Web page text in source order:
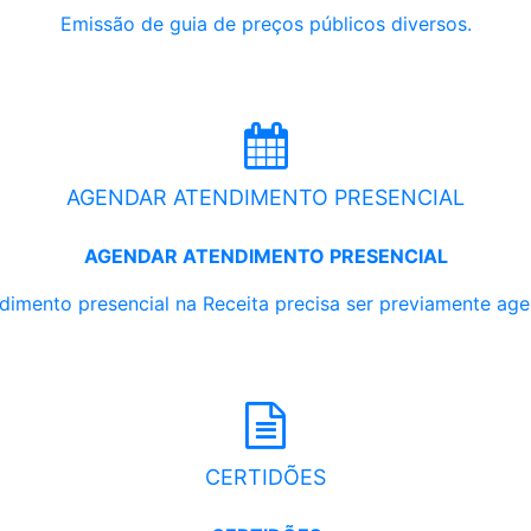
Emissão de guia de preços públicos diversos.
AGENDAR ATENDIMENTO PRESENCIAL
AGENDAR ATENDIMENTO PRESENCIAL
presencial na Receita precisa ser previamente
CERTIDÕES